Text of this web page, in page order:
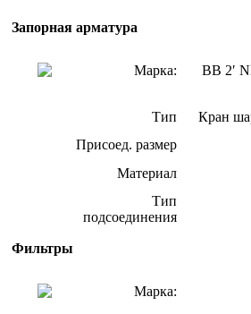
Запорная арматура
Марка:
ВВ 2′
Тип
Кран
Присоед. размер
Материал
Тип
подсоединения
Фильтры
Марка: